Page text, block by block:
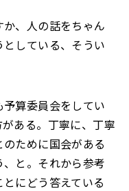
か、人の話をちゃん
している、そうい
予算委員会をしてい
ある。丁寧に、丁寧
ために国会がある
と。それから参考
にどう答えている